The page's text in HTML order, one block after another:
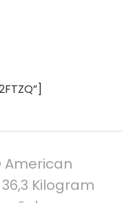
American
Kilogram